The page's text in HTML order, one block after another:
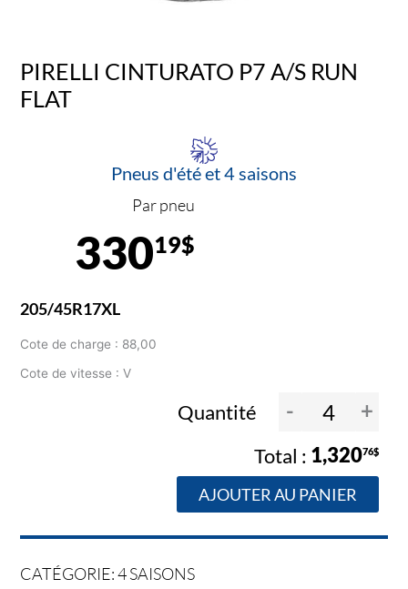
PIRELLI CINTURATO P7 A/S RUN
FLAT
Pneus d'été et 4 saisons
Par pneu
33019$
205/45R17XL
Cote de charge : 88,00
Cote de vitesse : V
Quantité - +
1,32076$
AJOUTER AU PANIER
CATÉGORIE: 4 SAISONS